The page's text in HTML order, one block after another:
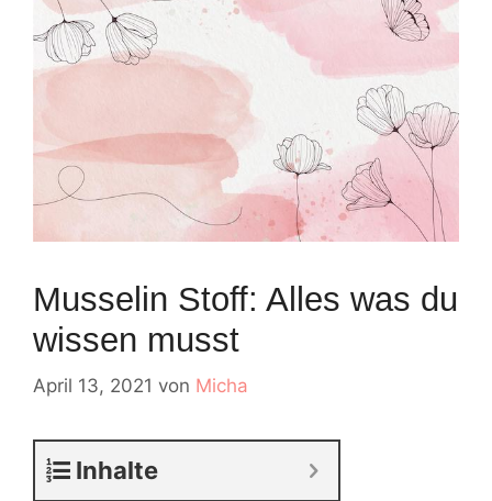
Musselin Stoff: Alles was du
wissen musst
April 13, 2021 von Micha
Inhalte